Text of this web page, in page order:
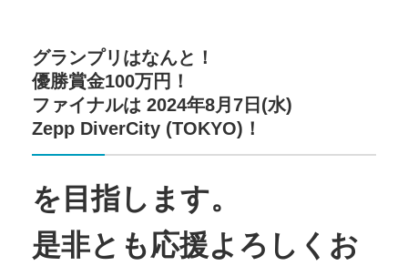
グランプリはなんと！
優勝賞金100万円！
ファイナルは 2024年8月7日(水)
Zepp DiverCity (TOKYO)！
を目指します。
是非とも応援よろしくお